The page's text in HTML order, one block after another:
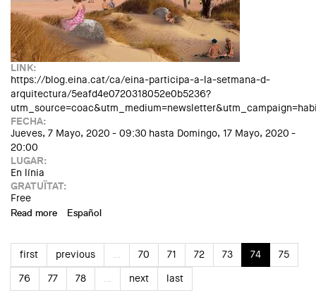
LINK:
https://blog.eina.cat/ca/eina-participa-a-la-setmana-d-
arquitectura/5eafd4e0720318052e0b5236?
FECHA:
Jueves, 7 Mayo, 2020 - 09:30 hasta Domingo, 17 Mayo, 2020 -
20:00
LUGAR:
En línia
GRATUÏTAT:
Free
Read more about EINA participa a la Setmana d’Arquitectura
Español
first previous … 70 71 72 73 74
75
76
77 78 … next last